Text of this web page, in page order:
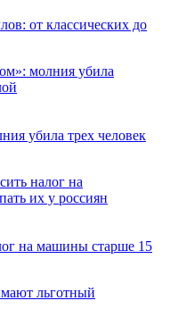
от классических до
убила трех человек
на машины старше 15